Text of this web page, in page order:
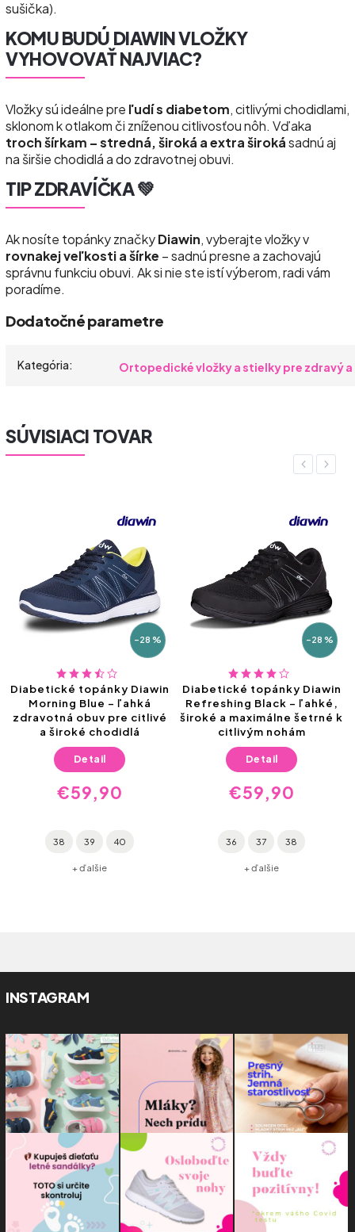
sušička).
KOMU BUDÚ DIAWIN VLOŽKY
VYHOVOVAŤ NAJVIAC?
Vložky sú ideálne pre ľudí s diabetom, citlivými chodidlami,
sklonom k otlakom či zníženou citlivosťou nôh. Vďaka
troch šírkam – stredná, široká a extra širokásadnú aj
na širšie chodidlá a do zdravotnej obuvi.
TIP ZDRAVÍČKA 💚
Ak nosíte topánky značkyDiawin, vyberajte vložky v
rovnakej veľkosti a šírke – sadnú presne a zachovajú
správnu funkciu obuvi. Ak si nie ste istí výberom, radi vám
poradíme.
Dodatočné parametre
Kategória: Ortopedické vložky a stielky pre zdravý
SÚVISIACI TOVAR
Previous
–28 %
Diabetické topánky Diawin
Morning Blue – ľahká
zdravotná obuv pre citlivé
a široké chodidlá
€59,90
Detail
38 39 40
+ ďalšie
–28 %
Diabetické topánky Diawin
Refreshing Black – ľahké,
široké a maximálne šetrné k
citlivým nohám
€59,90
Detail
36 37 38
+ ďalšie
Next
INSTAGRAM